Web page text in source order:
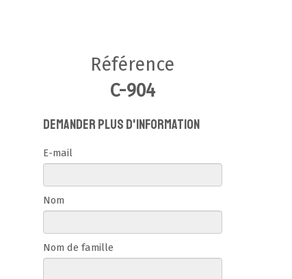
Référence
C-904
Demander plus d'information
E-mail
Nom
Nom de famille